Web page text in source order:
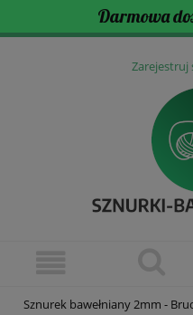
Darmowa
Zarejestruj
Sznurek bawełniany 2mm -